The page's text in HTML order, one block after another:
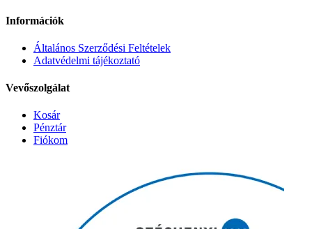
Információk
Általános Szerződési Feltételek
Adatvédelmi tájékoztató
Vevőszolgálat
Kosár
Pénztár
Fiókom